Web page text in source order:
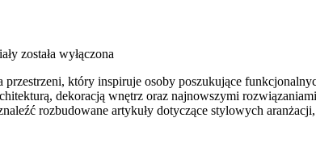
została wyłączona
który inspiruje osoby poszukujące
dekoracją wnętrz oraz najnowszymi
rozbudowane artykuły dotyczące stylowych